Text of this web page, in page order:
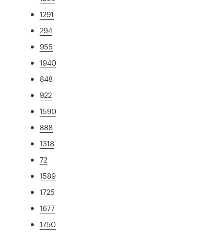
1291
294
955
1940
848
922
1590
888
1318
72
1589
1725
1677
1750